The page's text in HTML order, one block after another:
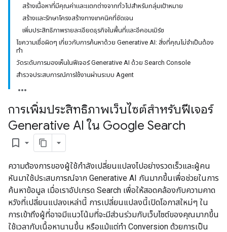
สร้างเนื้อหาที่มีคุณค่าและแตกต่างจากทั่วไปสำหรับกลุ่มเป้าหมาย
สร้างและรักษาโครงสร้างทางเทคนิคที่ชัดเจน
เพิ่มประสิทธิภาพรายละเอียดธุรกิจในพื้นที่และอีคอมเมิร์ซ
ไขความเชื่อผิดๆ เกี่ยวกับการค้นหาด้วย Generative AI: สิ่งที่คุณไม่จำเป็นต้อง
ทำ
วัดระดับการมองเห็นในฟีเจอร์ Generative AI ด้วย Search Console
สำรวจประสบการณ์การใช้งานผ่านระบบ Agent
การเพิ่มประสิทธิภาพเว็บไซต์สำหรับฟีเจอร์
Generative AI ใน Google Search
bookmark_border
ความต้องการของผู้ใช้กำลังเปลี่ยนแปลงไปอย่างรวดเร็วและผู้คน
หันมาใช้ประสบการณ์จาก Generative AI กันมากขึ้นเพื่อช่วยในการ
ค้นหาข้อมูล เมื่อเราอัปเกรด Search เพื่อให้สอดคล้องกับความคาด
หวังที่เปลี่ยนแปลงเหล่านี้ การเปลี่ยนแปลงนี้เปิดโอกาสใหม่ๆ ใน
การเข้าถึงผู้ที่อาจมีแนวโน้มที่จะมีส่วนร่วมกับเว็บไซต์ของคุณมากขึ้น
ใช้เวลากับเนื้อหานานขึ้น หรือแม้แต่ทำ Conversion ด้วยการเป็น